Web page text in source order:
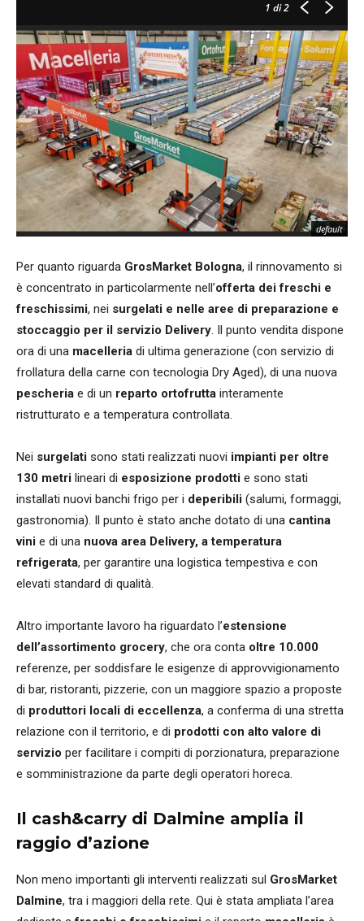
1 di 2
default
Per quanto riguarda GrosMarket Bologna, il rinnovamento si
è concentrato in particolarmente nell’offerta dei freschi e
freschissimi, nei surgelati e nelle aree di preparazione e
stoccaggio per il servizio Delivery. Il punto vendita dispone
ora di una macelleria di ultima generazione (con servizio di
frollatura della carne con tecnologia Dry Aged), di una nuova
pescheria e di un reparto ortofrutta interamente
ristrutturato e a temperatura controllata.
Nei surgelati sono stati realizzati nuovi impianti per oltre
130 metri lineari di esposizione prodotti e sono stati
installati nuovi banchi frigo per i deperibili (salumi, formaggi,
gastronomia). Il punto è stato anche dotato di una cantina
vini e di una nuova area Delivery, a temperatura
refrigerata, per garantire una logistica tempestiva e con
elevati standard di qualità.
Altro importante lavoro ha riguardato l’estensione
dell’assortimento grocery, che ora conta oltre 10.000
referenze, per soddisfare le esigenze di approvvigionamento
di bar, ristoranti, pizzerie, con un maggiore spazio a proposte
di produttori locali di eccellenza, a conferma di una stretta
relazione con il territorio, e di prodotti con alto valore di
servizio per facilitare i compiti di porzionatura, preparazione
e somministrazione da parte degli operatori horeca.
Il cash&carry di Dalmine amplia il
raggio d’azione
Non meno importanti gli interventi realizzati sul GrosMarket
Dalmine, tra i maggiori della rete. Qui è stata ampliata l’area